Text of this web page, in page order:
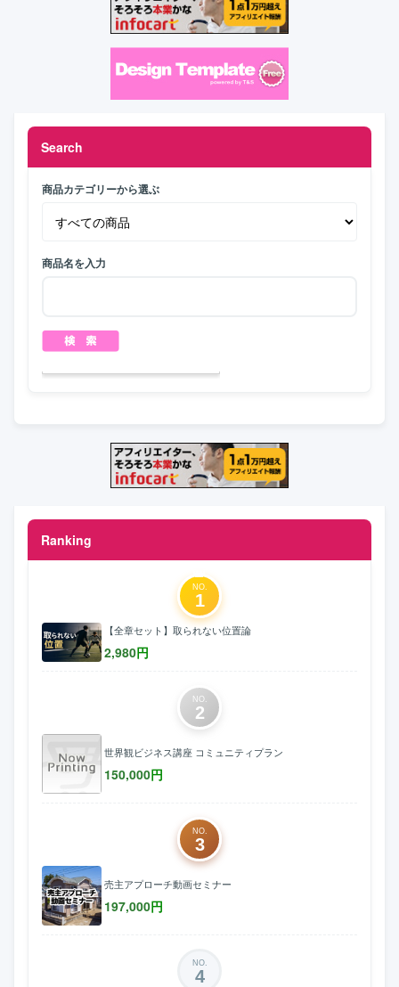
Search
商品カテゴリーから選ぶ
商品名を入力
Ranking
NO.
1
【全章セット】取られない位置論
2,980円
NO.
2
世界観ビジネス講座 コミュニティプラン
150,000円
NO.
3
売主アプローチ動画セミナー
197,000円
NO.
4